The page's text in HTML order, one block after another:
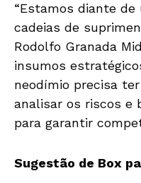
“Estamos diante
cadeias de
Rodolfo Granada
insumos
neodímio precisa
analisar os riscos e
para garantir
Sugestão de Box